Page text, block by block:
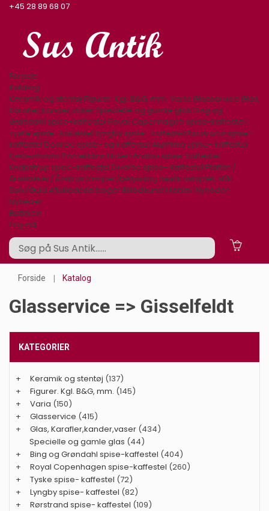
+45 28 89 68 07
Forside
Katalog
Keramik og stentøj Figurer. Kgl. B&G, mm. Varia Glasservice Glas,
Karafler,kander,vaser Specielle og gamle glas Bing og
Grøndahl spise-kaffestel Royal Copenhagen spise-kaffestel
Tyske spise- kaffestel Lyngby spise- kaffestel Rørstrand spise-
kaffestel Desiree spise- og kaffestel Aluminia spise- kaffestel
Kjøbenhavns Porcellains Maleri Arabia spise-kaffestel
Knabstrup spise-kaffestel Diverse spise- kaffestel Platter /
årsklokker/ Årskrus Lamper/belysning Bestik sølvplet, stål
Sølv/Guld Afbilledede bøger Billedkunst Møbler Nyheder
Nyheder
Butikken
Log ind
Forside Katalog
Glasservice => Gisselfeldt
KATEGORIER
+ Keramik og stentøj (137)
+
Figurer. Kgl. B&G, mm. (145)
+
Varia (150)
+
Glasservice (415)
+
Glas, Karafler,kander,vaser (434)
Specielle og gamle glas (44)
+
Bing og Grøndahl spise-kaffestel (404)
+
Royal Copenhagen spise-kaffestel (260)
+
Tyske spise- kaffestel (72)
+
Lyngby spise- kaffestel (82)
+
Rørstrand spise- kaffestel (109)